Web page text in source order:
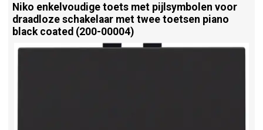
Niko enkelvoudige toets met pijlsymbolen voor
draadloze schakelaar met twee toetsen piano
black coated (200-00004)